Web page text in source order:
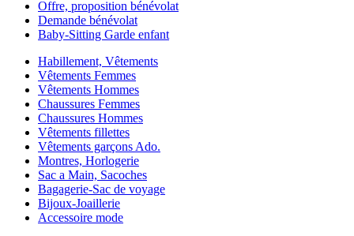
Offre, proposition bénévolat
Demande bénévolat
Baby-Sitting Garde enfant
Habillement, Vêtements
Vêtements Femmes
Vêtements Hommes
Chaussures Femmes
Chaussures Hommes
Vêtements fillettes
Vêtements garçons Ado.
Montres, Horlogerie
Sac a Main, Sacoches
Bagagerie-Sac de voyage
Bijoux-Joaillerie
Accessoire mode